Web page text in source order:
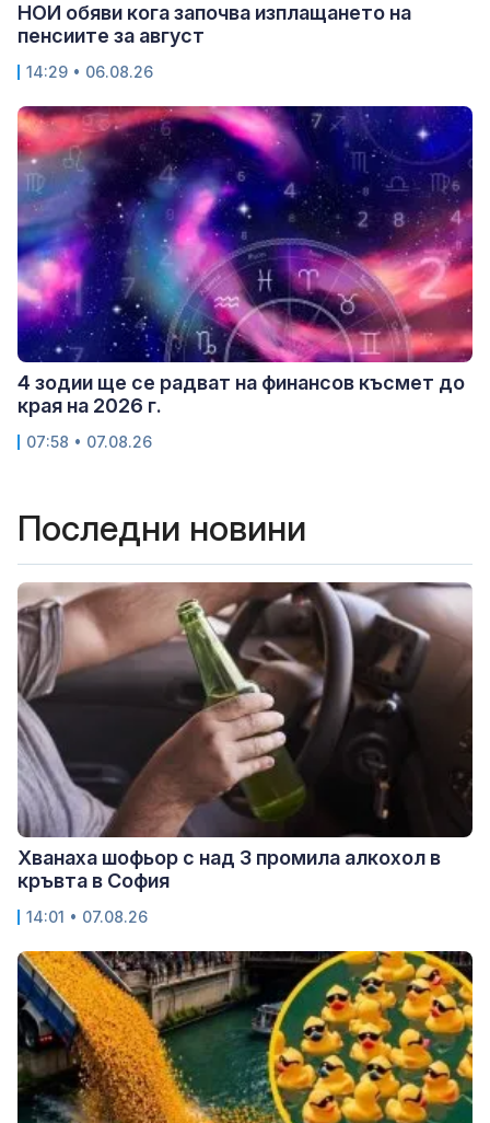
НОИ обяви кога започва изплащането на
пенсиите за август
14:29 • 06.08.26
4 зодии ще се радват на финансов късмет до
края на 2026 г.
07:58 • 07.08.26
Последни новини
Хванаха шофьор с над 3 промила алкохол в
кръвта в София
14:01 • 07.08.26